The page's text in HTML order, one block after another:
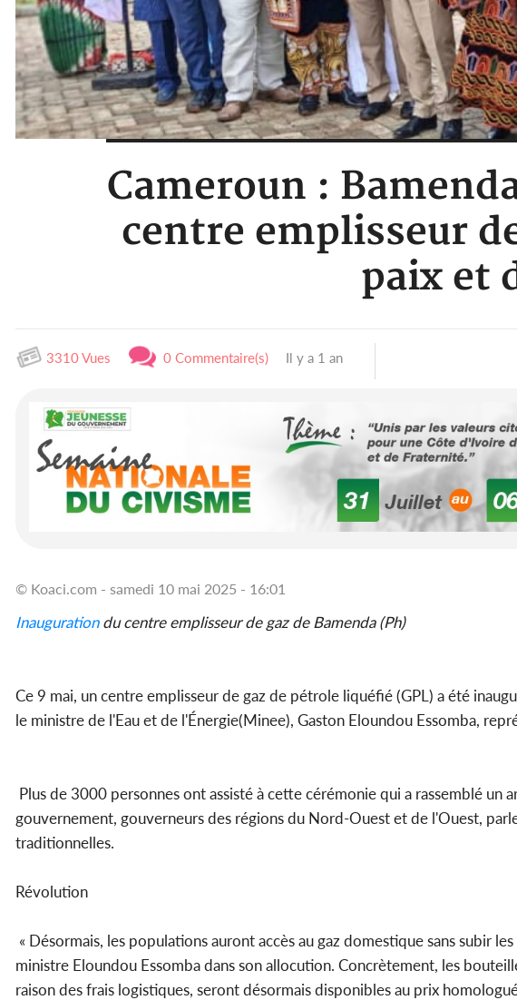
Cameroun :
centre emplisseur
paix et
3310 Vues 0 Commentaire(s) Il y a 1 an
© Koaci.com - samedi 10 mai 2025 - 16:01
Inaugurationdu centre emplisseur de gaz de Bamenda (Ph)
Ce 9 mai, un centre emplisseur de gaz de pétrole liquéfié (GPL) a été
le ministre de l'Eau et de l'Énergie(Minee), Gaston Eloundou Essomba,
Plus de 3000 personnes ont assisté à cette cérémonie qui a rassemblé un
gouvernement, gouverneurs des régions du Nord-Ouest et de l'Ouest,
traditionnelles.
Révolution
« Désormais, les populations auront accès au gaz domestique sans subir
ministre Eloundou Essomba dans son allocution. Concrètement, les
raison des frais logistiques, seront désormais disponibles au prix